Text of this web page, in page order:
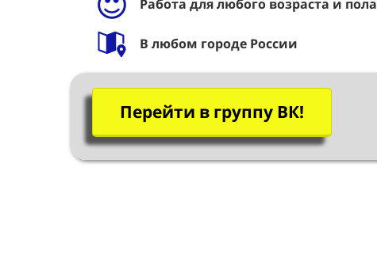
Работа для любого возраста и пола
В любом городе России
Перейти в группу ВК!